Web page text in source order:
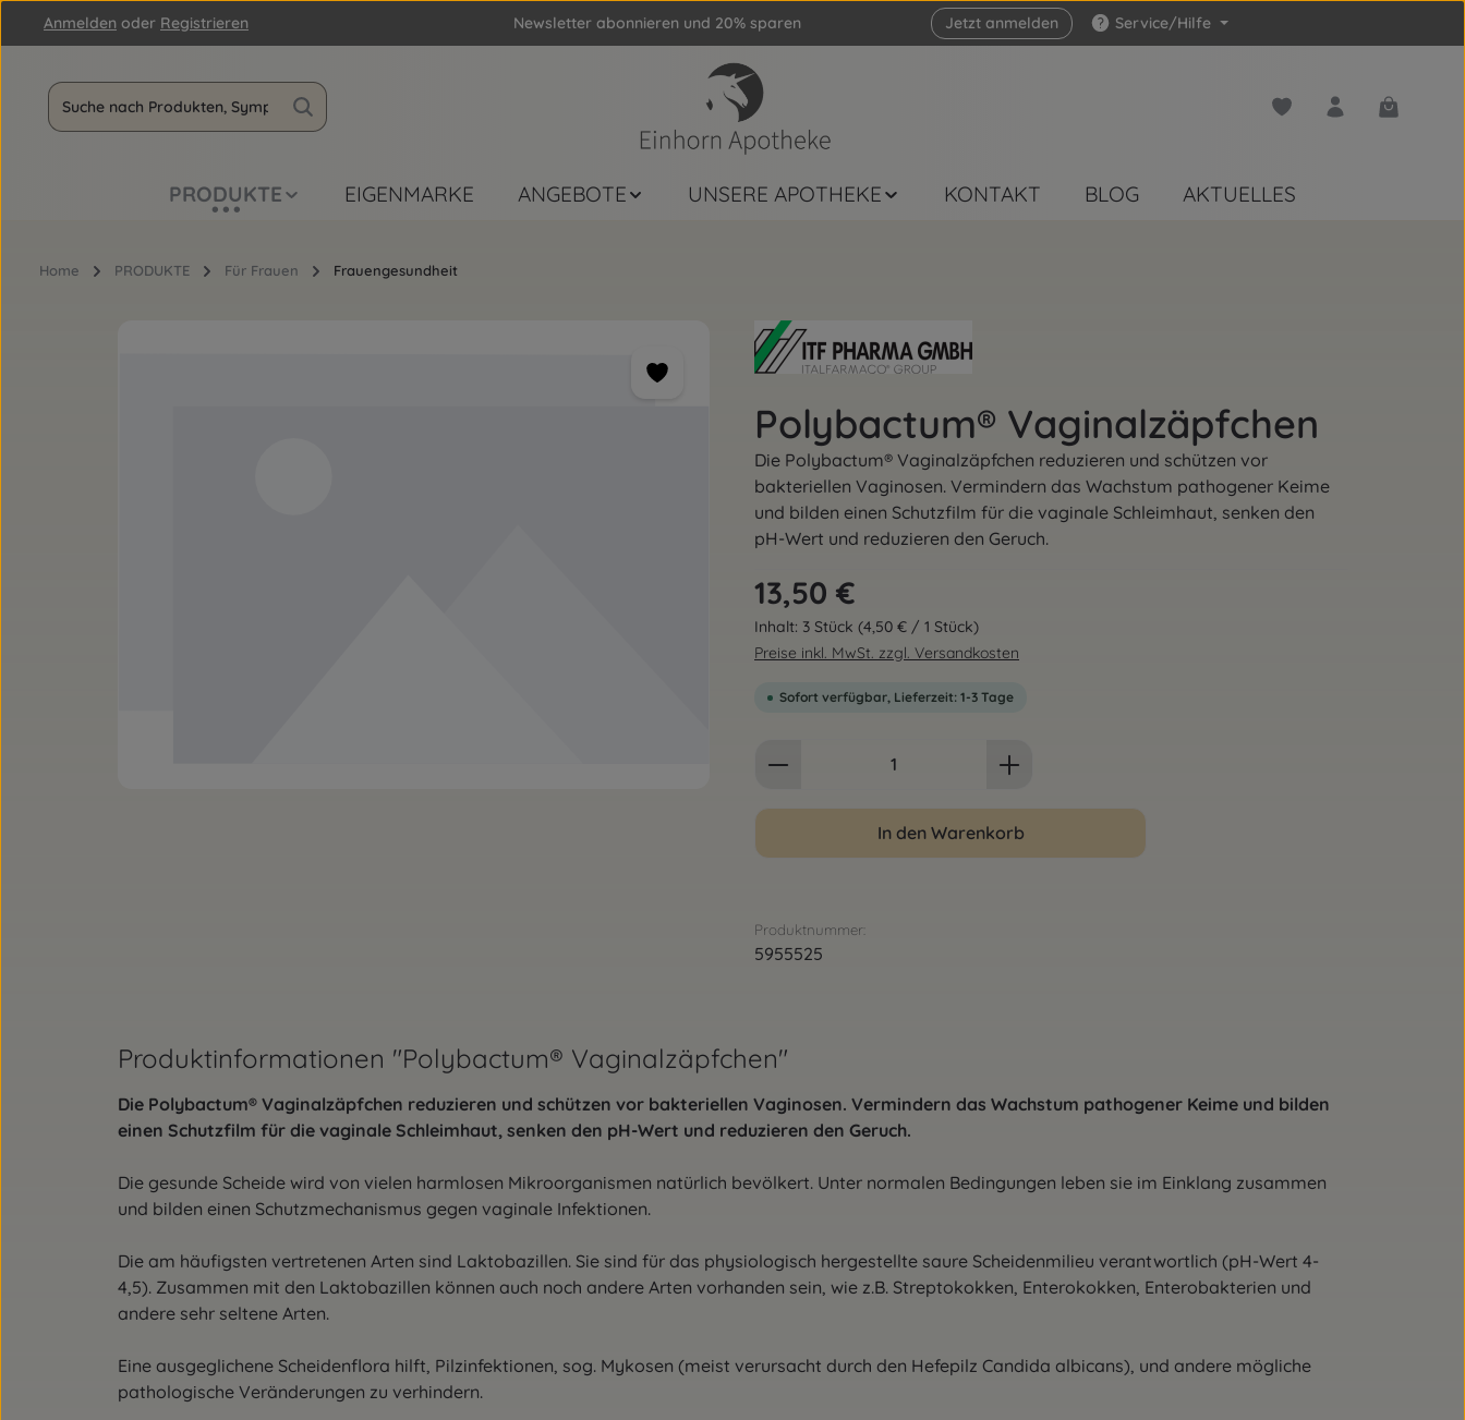
Hauptinhalt springen
Zur Suche springen
Zur Hauptnavigation springen
Anmelden oder Registrieren Newsletter abonnieren und 20% sparen Jetzt anmelden Service/Hilfe
Du hast 0 Produkte auf
PRODUKTE EIGENMARKE ANGEBOTE UNSERE APOTHEKE KONTAKT BLOG AKTUELLES
Home PRODUKTE Für Frauen Frauengesundheit
Polybactum® Vaginalzäpfchen
Die Polybactum® Vaginalzäpfchen reduzieren und schützen vor
bakteriellen Vaginosen. Vermindern das Wachstum pathogener Keime
und bilden einen Schutzfilm für die vaginale Schleimhaut, senken den
pH-Wert und reduzieren den Geruch.
Regulärer Preis:
13,50 €
Inhalt: 3 Stück (4,50 € / 1 Stück)
Preise inkl. MwSt. zzgl. Versandkosten
Sofort verfügbar, Lieferzeit: 1-3 Tage
Produkt Anzahl: Gib den gewünschten Wert ein oder
In den Warenkorb
Produktnummer:
5955525
Produktinformationen "Polybactum® Vaginalzäpfchen"
Die Polybactum® Vaginalzäpfchen reduzieren und schützen vor bakteriellen Vaginosen. Vermindern das Wachstum pathogener Keime und bilden
einen Schutzfilm für die vaginale Schleimhaut, senken den pH-Wert und reduzieren den Geruch.
Die gesunde Scheide wird von vielen harmlosen Mikroorganismen natürlich bevölkert. Unter normalen Bedingungen leben sie im Einklang zusammen
und bilden einen Schutzmechanismus gegen vaginale Infektionen.
Die am häufigsten vertretenen Arten sind Laktobazillen. Sie sind für das physiologisch hergestellte saure Scheidenmilieu verantwortlich (pH-Wert 4-
4,5). Zusammen mit den Laktobazillen können auch noch andere Arten vorhanden sein, wie z.B. Streptokokken, Enterokokken, Enterobakterien und
andere sehr seltene Arten.
Eine ausgeglichene Scheidenflora hilft, Pilzinfektionen, sog. Mykosen (meist verursacht durch den Hefepilz Candida albicans), und andere mögliche
pathologische Veränderungen zu verhindern.